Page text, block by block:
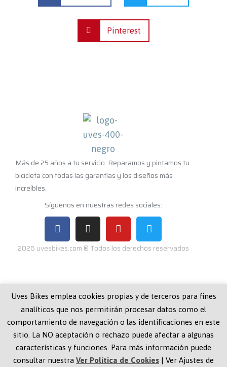
Pinterest
Más de 25 años a tu servicio. Reparamos y pintamos tu
bicicleta con todas las garantías y los diseños más
increíbles.
Síguenos en nuestras redes sociales:
2026 uvesbikes.com ® Todos los derechos reservados
Quiénes Somos
Reparaciones
Pintura
Aviso Legal
Política Privacidad
Política Cookies
Uves Bikes emplea cookies propias y de terceros para fines
analíticos que nos permitirán procesar datos como el
comportamiento de navegación o las identificaciones en este
sitio. La NO aceptación o rechazo puede afectar a algunas
características y funciones. Para más información puede
consultar nuestra Ver Política de Cookies | Ver Ajustes de